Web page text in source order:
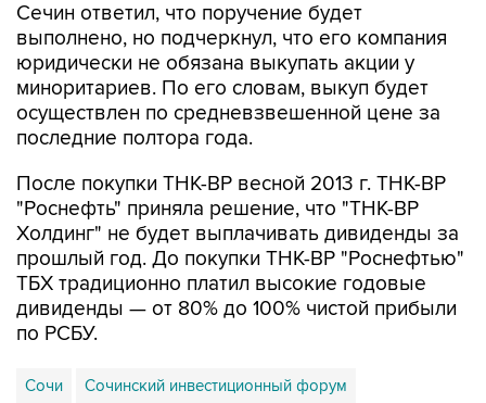
Сечин ответил, что поручение будет
выполнено, но подчеркнул, что его компания
юридически не обязана выкупать акции у
миноритариев. По его словам, выкуп будет
осуществлен по средневзвешенной цене за
последние полтора года.
После покупки ТНК-BP весной 2013 г. ТНК-ВР
"Роснефть" приняла решение, что "ТНК-ВР
Холдинг" не будет выплачивать дивиденды за
прошлый год. До покупки ТНК-ВР "Роснефтью"
ТБХ традиционно платил высокие годовые
дивиденды — от 80% до 100% чистой прибыли
по РСБУ.
Сочи Сочинский инвестиционный форум